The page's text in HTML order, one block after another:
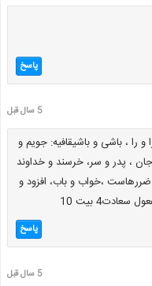
پاسخ
5 سال قبل
باش ، را و را ، باشی و باشیقافیه: جویم و
، پدر و سر، خرسند و خداوند
ضررهاست ،خواب و باب، افزود و
پاسخ
5 سال قبل